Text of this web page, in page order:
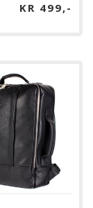
KR 499